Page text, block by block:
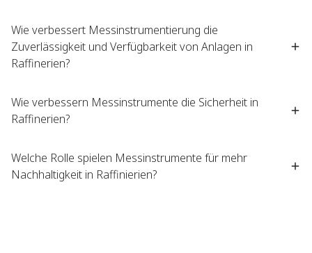
Wie verbessert Messinstrumentierung die
Zuverlässigkeit und Verfügbarkeit von Anlagen in
Raffinerien? ​
Wie verbessern Messinstrumente die Sicherheit in
Raffinerien?
Welche Rolle spielen Messinstrumente für mehr
Nachhaltigkeit in Raffinierien?​